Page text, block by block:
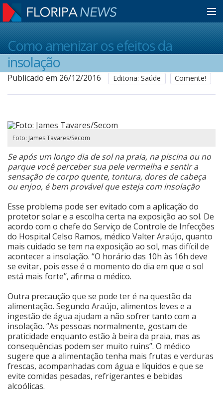
Home
Notícias
Classificados
Guia de Serviços
Anuncie
Cinema
Agenda Cultural
Anuncie
Fale Conosco
Como amenizar os efeitos da
insolação
Publicado em 26/12/2016 Editoria: Saúde Comente!
Foto: James Tavares/Secom
Se após um longo dia de sol na praia, na piscina ou no
parque você perceber sua pele vermelha e sentir a
sensação de corpo quente, tontura, dores de cabeça
ou enjoo, é bem provável que esteja com insolação
Esse problema pode ser evitado com a aplicação do
protetor solar e a escolha certa na exposição ao sol. De
acordo com o chefe do Serviço de Controle de Infecções
do Hospital Celso Ramos, médico Valter Araújo, quanto
mais cuidado se tem na exposição ao sol, mas difícil de
acontecer a insolação. “O horário das 10h às 16h deve
se evitar, pois esse é o momento do dia em que o sol
está mais forte’’, afirma o médico.
Outra precaução que se pode ter é na questão da
alimentação. Segundo Araújo, alimentos leves e a
ingestão de água ajudam a não sofrer tanto com a
insolação. ‘’As pessoas normalmente, gostam de
praticidade enquanto estão à beira da praia, mas as
consequências podem ser muito ruins’’. O médico
sugere que a alimentação tenha mais frutas e verduras
frescas, acompanhadas com água e líquidos e que se
evite comidas pesadas, refrigerantes e bebidas
alcoólicas.